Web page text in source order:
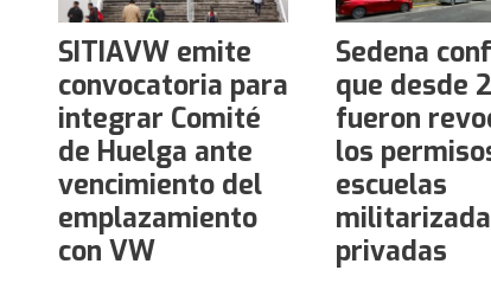
SITIAVW emite
convocatoria para
integrar Comité
de Huelga ante
vencimiento del
emplazamiento
con VW
Sedena
que desde
fueron
los
escuelas
privadas